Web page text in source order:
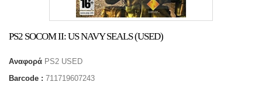
PS2 SOCOM II: US NAVY SEALS (USED)
Αναφορά PS2 USED
Barcode : 711719607243